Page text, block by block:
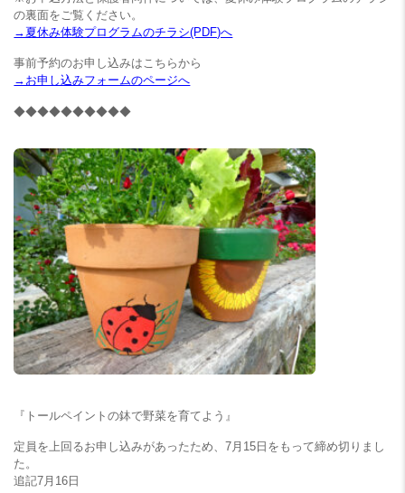
の裏面をご覧ください。
→夏休み体験プログラムのチラシ(PDF)へ
事前予約のお申し込みはこちらから
→お申し込みフォームのページへ
◆◆◆◆◆◆◆◆◆◆
『トールペイントの鉢で野菜を育てよう』
定員を上回るお申し込みがあったため、7月15日をもって締め切りまし
た。
追記7月16日